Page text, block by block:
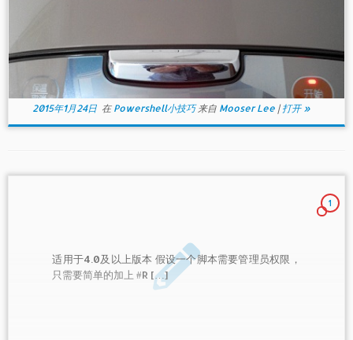
2015年1月24日在 Powershell小技巧来自 Mooser Lee| 打开 »
1
适用于4.0及以上版本 假设一个脚本需要管理员权限，
只需要简单的加上 #R […]